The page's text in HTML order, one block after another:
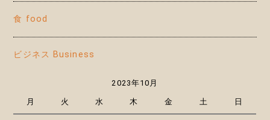
食 food
ビジネス Business
2023年10月
月 火 水 木 金 土 日